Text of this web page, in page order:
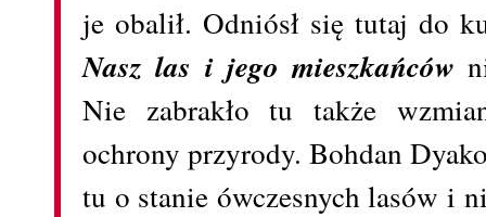
je obalił. Odniósł się tutaj do
Nasz las i jego mieszkańców
Nie zabrakło tu także
ochrony przyrody. Bohdan
tu o stanie ówczesnych lasów i